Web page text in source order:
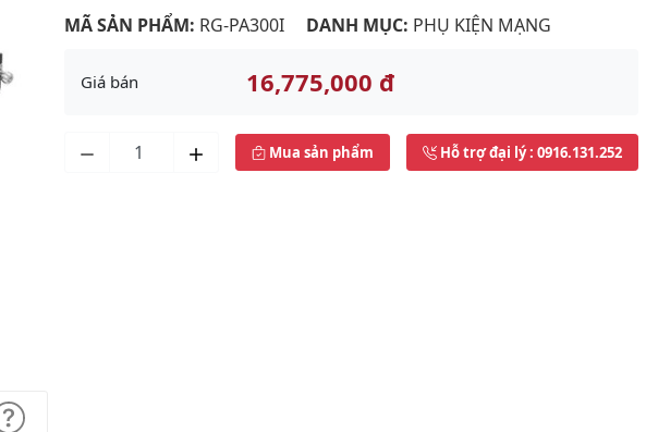
MÃ SẢN PHẨM: RG-PA300I DANH MỤC: PHỤ KIỆN MẠNG
Giá bán 16,775,000 đ
Mua sản phẩm Hỗ trợ đại lý: 0916.131.252